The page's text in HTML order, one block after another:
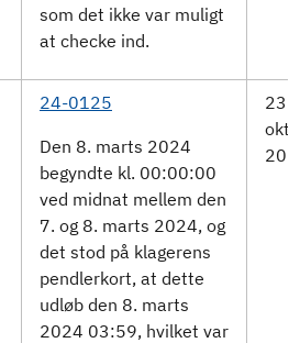
som det ikke var muligt
at checke ind.
24-0125
Den 8. marts 2024
begyndte kl. 00:00:00
ved midnat mellem den
7. og 8. marts 2024, og
det stod på klagerens
pendlerkort, at dette
udløb den 8. marts
2024 03:59, hvilket var
23.